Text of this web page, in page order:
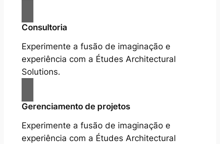
Consultoria
Experimente a fusão de imaginação e
experiência com a Études Architectural
Solutions.
Gerenciamento de projetos
Experimente a fusão de imaginação e
experiência com a Études Architectural